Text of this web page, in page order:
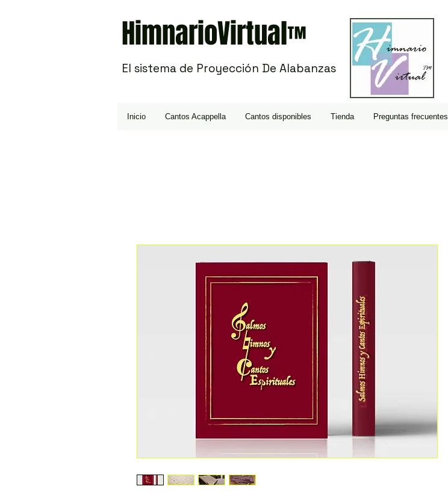
HimnarioVirtual™
El sistema de Proyección De Alabanzas
Inicio Cantos Acappella Cantos disponibles Tienda Preguntas frecuentes